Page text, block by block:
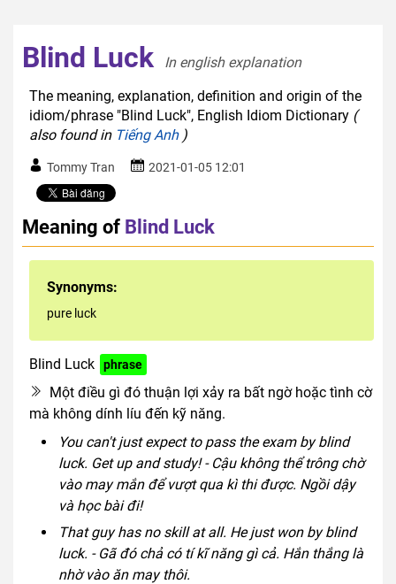
Blind Luck
In english explanation
The meaning, explanation, definition and origin of the
idiom/phrase "Blind Luck", English Idiom Dictionary (
also found in Tiếng Anh)
Tommy Tran 2021-01-05 12:01
Meaning of Blind Luck
Synonyms:
pure luck
Blind Luck phrase
Một điều gì đó thuận lợi xảy ra bất ngờ hoặc tình cờ
mà không dính líu đến kỹ năng.
You can't just expect to pass the exam by blind
luck. Get up and study! - Cậu không thể trông chờ
vào may mắn để vượt qua kì thi được. Ngồi dậy
và học bài đi!
That guy has no skill at all. He just won by blind
luck. - Gã đó chả có tí kĩ năng gì cả. Hắn thắng là
nhờ vào ăn may thôi.